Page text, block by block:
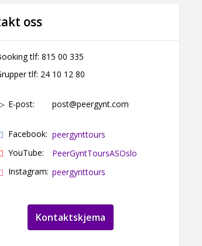
oss
tlf:815 00 335
tlf: 24 10 12 80
E-post: post@peergynt.com
Facebook: peergynttours
YouTube:
PeerGyntToursASOslo
Instagram: peergynttours
Kontaktskjema